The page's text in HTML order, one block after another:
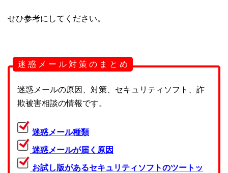
せひ参考にしてください。
迷 惑 メ ー ル 対 策 の ま と め
迷惑メールの原因、対策、セキュリティソフト、詐
欺被害相談の情報です。
迷惑メール種類
迷惑メールが届く原因
お試し版があるセキュリティソフトのツートッ